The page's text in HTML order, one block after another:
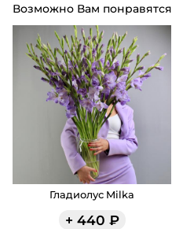
Возможно Вам понравятся
Гладиолус Milka
+ 440 ₽